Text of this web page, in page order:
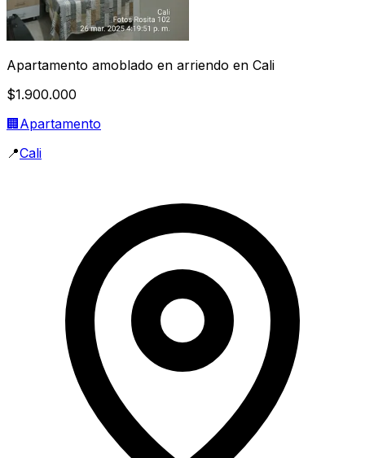
Apartamento amoblado en arriendo en Cali
$1.900.000
🏢Apartamento
📍Cali